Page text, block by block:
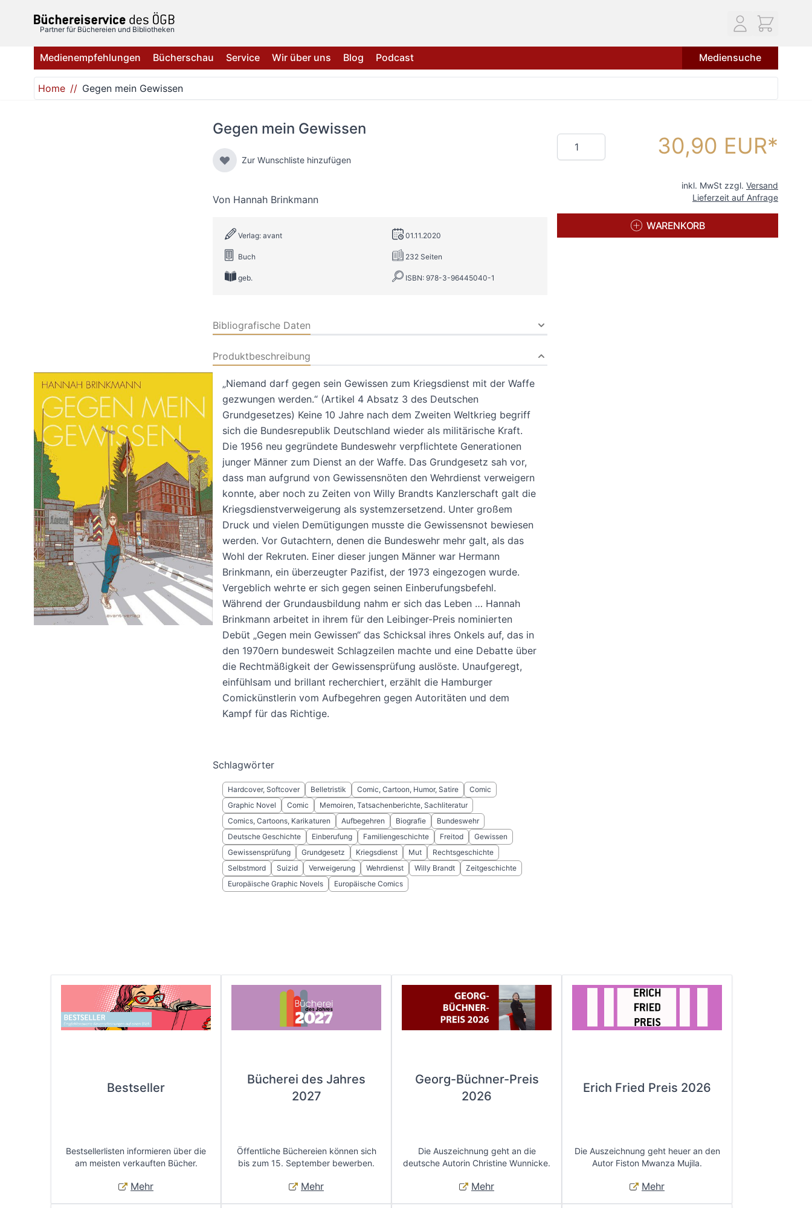
Partner für Büchereien und Bibliotheken
Medienempfehlungen Bücherschau Service Wir über uns Blog Podcast Mediensuche
Home Gegen mein Gewissen
Gegen mein Gewissen
Zur Wunschliste hinzufügen
Von Hannah Brinkmann
Verlag: avant 01.11.2020
Buch 232 Seiten
geb. ISBN: 978-3-96445040-1
Bibliografische Daten
Produktbeschreibung
„Niemand darf gegen sein Gewissen zum Kriegsdienst mit der Waffe
gezwungen werden.“ (Artikel 4 Absatz 3 des Deutschen
Grundgesetzes) Keine 10 Jahre nach dem Zweiten Weltkrieg begriff
sich die Bundesrepublik Deutschland wieder als militärische Kraft.
Die 1956 neu gegründete Bundeswehr verpflichtete Generationen
junger Männer zum Dienst an der Waffe. Das Grundgesetz sah vor,
dass man aufgrund von Gewissensnöten den Wehrdienst verweigern
konnte, aber noch zu Zeiten von Willy Brandts Kanzlerschaft galt die
Kriegsdienstverweigerung als systemzersetzend. Unter großem
Druck und vielen Demütigungen musste die Gewissensnot bewiesen
werden. Vor Gutachtern, denen die Bundeswehr mehr galt, als das
Wohl der Rekruten. Einer dieser jungen Männer war Hermann
Brinkmann, ein überzeugter Pazifist, der 1973 eingezogen wurde.
Vergeblich wehrte er sich gegen seinen Einberufungsbefehl.
Während der Grundausbildung nahm er sich das Leben … Hannah
Brinkmann arbeitet in ihrem für den Leibinger-Preis nominierten
Debüt „Gegen mein Gewissen“ das Schicksal ihres Onkels auf, das in
den 1970ern bundesweit Schlagzeilen machte und eine Debatte über
die Rechtmäßigkeit der Gewissensprüfung auslöste. Unaufgeregt,
einfühlsam und brillant recherchiert, erzählt die Hamburger
Comickünstlerin vom Aufbegehren gegen Autoritäten und dem
Kampf für das Richtige.
Schlagwörter
Hardcover, Softcover Belletristik Comic, Cartoon, Humor, Satire
Comic
Graphic Novel
Comic
Memoiren, Tatsachenberichte, Sachliteratur
Comics, Cartoons, Karikaturen
Aufbegehren Biografie
Bundeswehr
Deutsche Geschichte
Einberufung Familiengeschichte Freitod
Gewissen
Gewissensprüfung
Grundgesetz Kriegsdienst Mut
Rechtsgeschichte
Selbstmord
Suizid Verweigerung Wehrdienst Willy Brandt
Zeitgeschichte
Europäische Graphic Novels
Europäische Comics
Menge 30,90 EUR
inkl. MwSt zzgl. Versand
Lieferzeit auf Anfrage
WARENKORB
Bestseller
Bestsellerlisten informieren über die
am meisten verkauften Bücher.
Mehr
Bücherei des Jahres
2027
Öffentliche Büchereien können sich
bis zum 15. September bewerben.
Mehr
Georg-Büchner-Preis
2026
Die Auszeichnung geht an die
deutsche Autorin Christine Wunnicke.
Mehr
Erich Fried Preis 2026
Die Auszeichnung geht heuer an den
Autor Fiston Mwanza Mujila.
Mehr